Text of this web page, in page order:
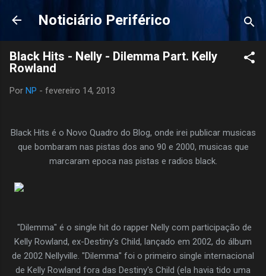
Pular para o conteúdo principal
Noticiário Periférico
Black Hits - Nelly - Dilemma Part. Kelly
Rowland
Por NP - fevereiro 14, 2013
Black Hits é o Novo Quadro do Blog, onde irei publicar musicas
que bombaram nas pistas dos ano 90 e 2000, musicas que
marcaram epoca nas pistas e radios black.
"Dilemma" é o single hit do rapper Nelly com participação de
Kelly Rowland, ex-Destiny's Child, lançado em 2002, do álbum
de 2002 Nellyville. "Dilemma" foi o primeiro single internacional
de Kelly Rowland fora das Destiny's Child (ela havia tido uma